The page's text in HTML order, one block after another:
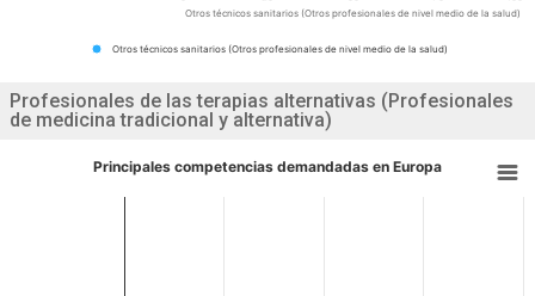
Otros técnicos sanitarios (Otros profesionales de nivel medio de la salud)
Otros técnicos sanitarios (Otros profesionales de nivel medio de la salud)
Profesionales de las terapias alternativas (Profesionales
de medicina tradicional y alternativa)
Principales competencias demandadas en Europa